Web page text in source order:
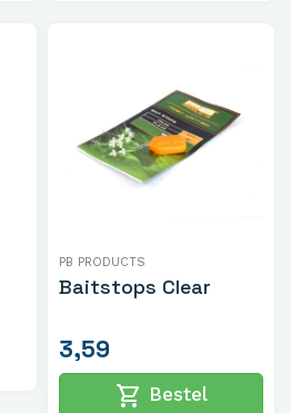
PB PRODUCTS
Baitstops Clear
3,59
shopping_cart Bestel